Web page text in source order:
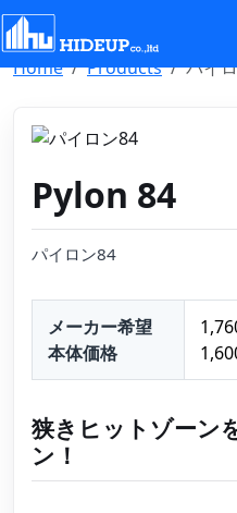
Home Products パイ
Pylon 84
パイロン84
メーカー希望
本体価格
狭きヒットゾーン
ン！